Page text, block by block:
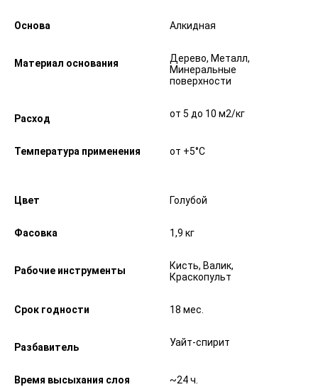
Основа Алкидная
Материал основания
Дерево, Металл,
Минеральные
поверхности
Расход от 5 до 10 м2/кг
Температура применения от +5°С
Цвет Голубой
Фасовка 1,9 кг
Рабочие инструменты
Кисть, Валик,
Краскопульт
Срок годности 18 мес.
Разбавитель Уайт-спирит
Время высыхания слоя ~24 ч.